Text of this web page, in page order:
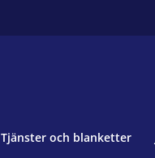
Tjänster och blanketter